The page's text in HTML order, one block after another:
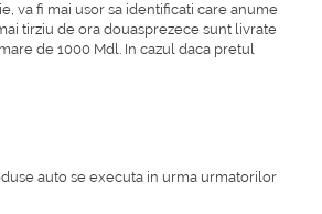
va fi mai usor sa identificati care anume
tirziu de ora douasprezece sunt livrate
de 1000 Mdl. In cazul daca pretul
auto se executa in urma urmatorilor